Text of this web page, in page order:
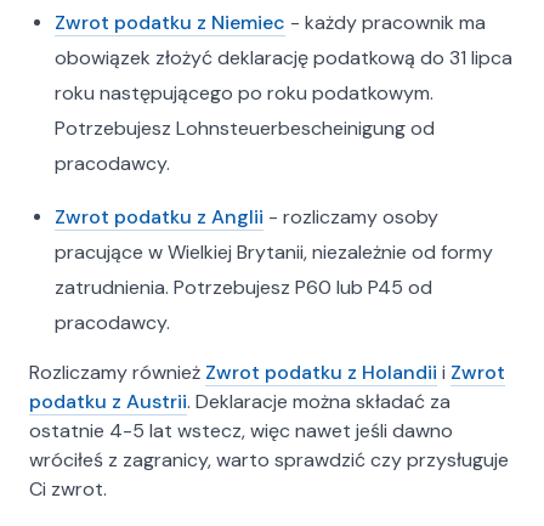
Zwrot podatku z Niemiec - każdy pracownik ma
obowiązek złożyć deklarację podatkową do 31 lipca
roku następującego po roku podatkowym.
Potrzebujesz Lohnsteuerbescheinigung od
pracodawcy.
Zwrot podatku z Anglii - rozliczamy osoby
pracujące w Wielkiej Brytanii, niezależnie od formy
zatrudnienia. Potrzebujesz P60 lub P45 od
pracodawcy.
Rozliczamy również Zwrot podatku z Holandii i Zwrot
podatku z Austrii. Deklaracje można składać za
ostatnie 4-5 lat wstecz, więc nawet jeśli dawno
wróciłeś z zagranicy, warto sprawdzić czy przysługuje
Ci zwrot.